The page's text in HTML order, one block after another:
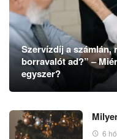
Szervízdíj a számlán,
borravalót ad?” –
egyszer?
6